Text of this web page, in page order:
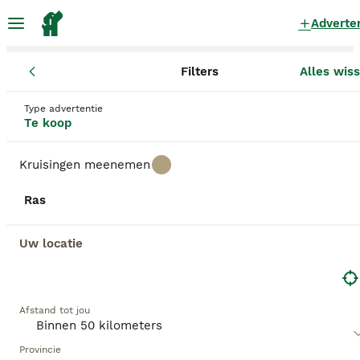
Filters Alles
Type advertentie
Te koop
Kruisingen meenemen
Ras
Uw locatie
Afstand tot jou
Provincie
Pups te koop
GEBOOSTE PUPPY ADVERTENTIES
Pomeriaan
4 maanden